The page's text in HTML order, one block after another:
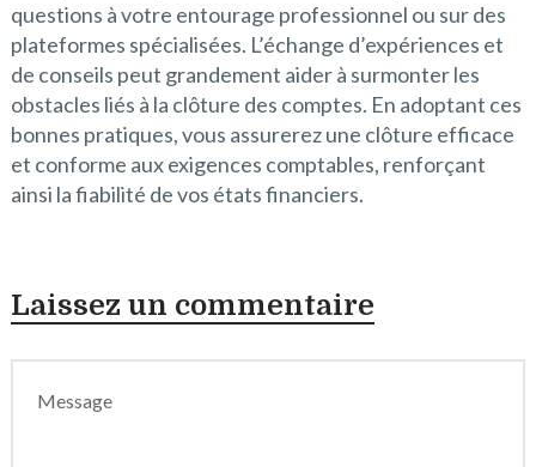
questions à votre entourage professionnel ou sur des
plateformes spécialisées. L’échange d’expériences et
de conseils peut grandement aider à surmonter les
obstacles liés à la clôture des comptes. En adoptant ces
bonnes pratiques, vous assurerez une clôture efficace
et conforme aux exigences comptables, renforçant
ainsi la fiabilité de vos états financiers.
Laissez un commentaire